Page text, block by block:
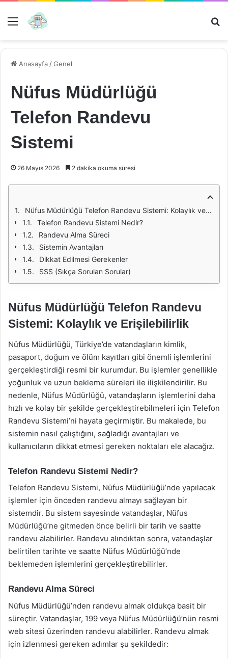
Menü
Anasayfa /Genel
Nüfus Müdürlüğü
Telefon Randevu
Sistemi
26 Mayıs 2026 2 dakika okuma süresi
Nüfus Müdürlüğü Telefon Randevu Sistemi: Kolaylık ve Erişilebilirlik
Telefon Randevu Sistemi Nedir?
Randevu Alma Süreci
Sistemin Avantajları
Dikkat Edilmesi Gerekenler
SSS (Sıkça Sorulan Sorular)
Nüfus Müdürlüğü Telefon Randevu
Sistemi: Kolaylık ve Erişilebilirlik
Nüfus Müdürlüğü, Türkiye’de vatandaşların kimlik,
pasaport, doğum ve ölüm kayıtları gibi önemli işlemlerini
gerçekleştirdiği resmi bir kurumdur. Bu işlemler genellikle
yoğunluk ve uzun bekleme süreleri ile ilişkilendirilir. Bu
nedenle, Nüfus Müdürlüğü, vatandaşların işlemlerini daha
hızlı ve kolay bir şekilde gerçekleştirebilmeleri için Telefon
Randevu Sistemi’ni hayata geçirmiştir. Bu makalede, bu
sistemin nasıl çalıştığını, sağladığı avantajları ve
kullanıcıların dikkat etmesi gereken noktaları ele alacağız.
Telefon Randevu Sistemi Nedir?
Telefon Randevu Sistemi, Nüfus Müdürlüğü’nde yapılacak
işlemler için önceden randevu almayı sağlayan bir
sistemdir. Bu sistem sayesinde vatandaşlar, Nüfus
Müdürlüğü’ne gitmeden önce belirli bir tarih ve saatte
randevu alabilirler. Randevu alındıktan sonra, vatandaşlar
belirtilen tarihte ve saatte Nüfus Müdürlüğü’nde
beklemeden işlemlerini gerçekleştirebilirler.
Randevu Alma Süreci
Nüfus Müdürlüğü’nden randevu almak oldukça basit bir
süreçtir. Vatandaşlar, 199 veya Nüfus Müdürlüğü’nün resmi
web sitesi üzerinden randevu alabilirler. Randevu almak
için izlenmesi gereken adımlar şu şekildedir: